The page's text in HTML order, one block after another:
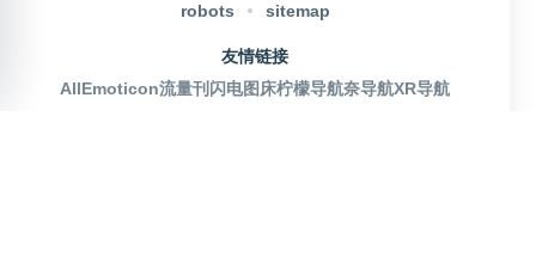
robots sitemap
友情链接
AllEmoticon流量刊 闪电图床柠檬导航奈导航XR导航